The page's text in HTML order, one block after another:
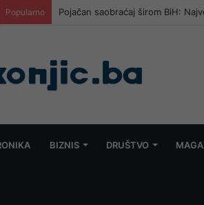
Popularno Dvojica osuđena nakon smrti
BIZNIS DRUŠTVO